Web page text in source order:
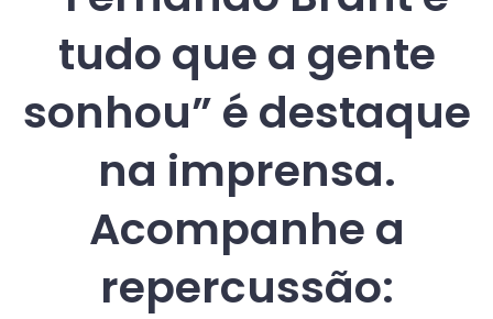
tudo que a gente
sonhou” é destaque
na imprensa.
Acompanhe a
repercussão: